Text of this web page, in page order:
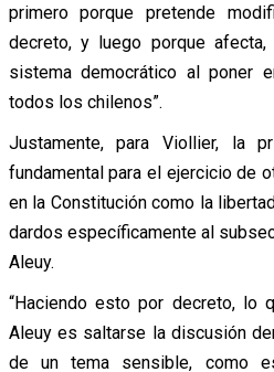
primero porque pretende
decreto, y luego porque
sistema democrático al poner
todos los chilenos”.
Justamente, para Viollier, la
fundamental para el ejercicio de
en la Constitución como la
dardos específicamente al
Aleuy.
“Haciendo esto por decreto, lo
Aleuy es saltarse la discusión
de un tema sensible, como